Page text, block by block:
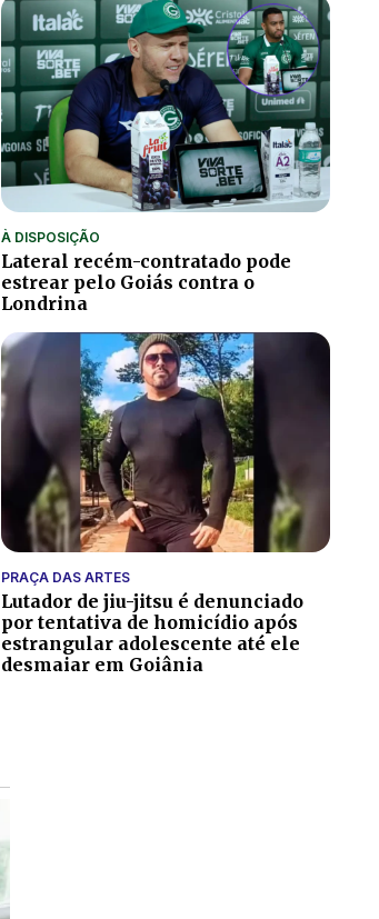
À DISPOSIÇÃO
Lateral recém-contratado pode
estrear pelo Goiás contra o
Londrina
PRAÇA DAS ARTES
Lutador de jiu-jitsu é denunciado
por tentativa de homicídio após
estrangular adolescente até ele
desmaiar em Goiânia